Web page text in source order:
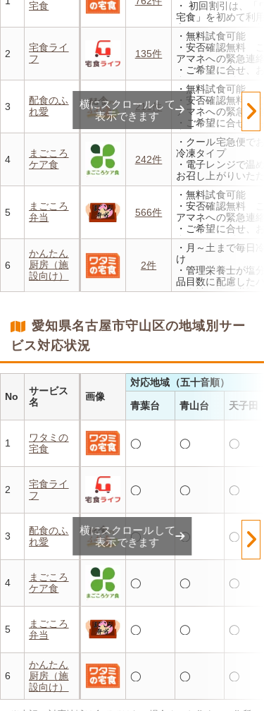
宅食
・ 初回割引は、「
宅食」を初めて利用
方、または6か月以
お休みされている
なります。※「好
ず」「好い日の御
外
・香り、風味、食
るよう冷蔵でお届け
・日替わりの献立
らご利用可能
2
宅食ライ
フ
135件
・無料試食可能
・安否確認無料 ご
アマネへの緊急連絡
・ご希望に合せ、
食、アレルギーに無
・1回だけ、1食だ
もOK
3
配食のふ
れ愛
211件
・無料試食可能
・安否確認無料 ご
アマネへの緊急連絡
・ご希望に合せ、
食、アレルギーに無
・1回だけ、1食だ
もOK
4
まごころ
ケア食
242件
・クール宅急便で
冷凍タイプ
・電子レンジで温
お召し上がりいただ
・メニューの組み
理栄養士にお任せ
・定期は通常価格
んと20％OFF！
5
まごころ
弁当
566件
・無料試食可能
・安否確認無料 ご
アマネへの緊急連絡
・ご希望に合せ、
食、アレルギーに無
・1回だけ、1食だ
もOK
6
かんたん
厨房（施
設向け）
2件
・月～土まで毎日
け
・管理栄養士が塩
品目数に配慮した
・自社工場で厳格
減を実現！温める
横にスクロールして
表示できます
愛知県名古屋市守山区の地域別サー
ビス対応状況
No
サービス
名
画像
対応地域（五十音順）
青葉台 青山台 天子田
1
ワタミの
宅食
◯ ◯ ◯
2
宅食ライ
フ
◯ ◯ ◯
3
配食のふ
れ愛
◯ ◯ ◯
4
まごころ
ケア食
◯ ◯ ◯
5
まごころ
弁当
◯ ◯ ◯
6
かんたん
厨房（施
設向け）
◯ ◯ ◯
横にスクロールして
表示できます